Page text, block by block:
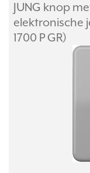
JUNG knop
elektronische
1700 P GR)